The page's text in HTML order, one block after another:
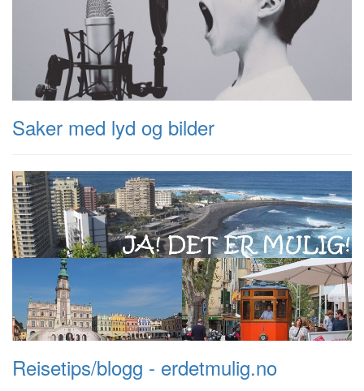
Saker med lyd og bilder
Reisetips/blogg - erdetmulig.no